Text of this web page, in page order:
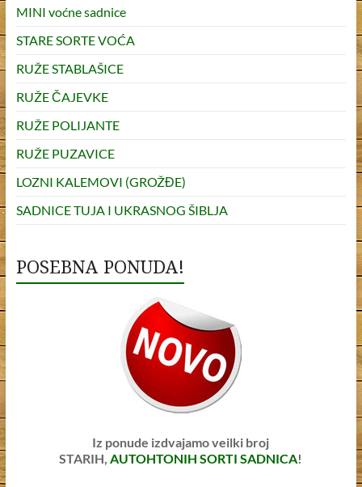
MINI voćne sadnice
STARE SORTE VOĆA
RUŽE STABLAŠICE
RUŽE ČAJEVKE
RUŽE POLIJANTE
RUŽE PUZAVICE
LOZNI KALEMOVI (GROŽĐE)
SADNICE TUJA I UKRASNOG ŠIBLJA
POSEBNA PONUDA!
Iz ponude izdvajamo veilki broj
STARIH,AUTOHTONIH SORTI SADNICA!